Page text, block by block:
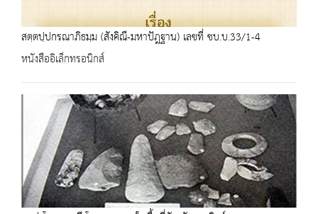
สตฺตปฺปกรณาภิธมฺม (สังคิณี-มหาปัฎฐาน) เลขที่ ชบ.บ.33/1-4
หนังสืออิเล็กทรอนิกส์